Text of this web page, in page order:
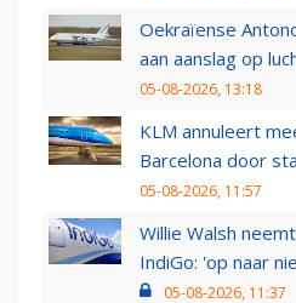
Oekraïense
aan aanslag op
05-08-2026, 13:18
KLM annuleert
Barcelona door
05-08-2026, 11:57
Willie Walsh
IndiGo: 'op naar
05-08-2026, 11:37